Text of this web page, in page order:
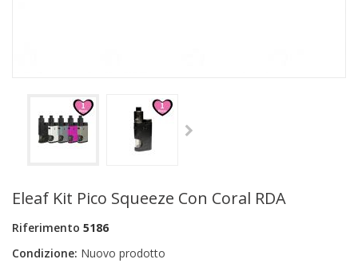
FAI DA TE
AUTO E MOTO
PROMOZIONI E COUPON
ARTICOLI IN OFFERTA
Eleaf Kit Pico Squeeze Con Coral RDA
Riferimento 5186
Condizione: Nuovo prodotto